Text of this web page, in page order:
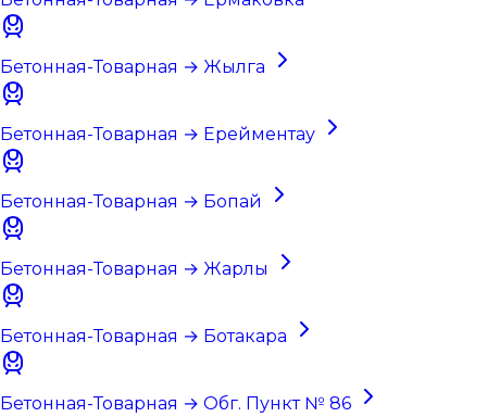
Бетонная-Товарная → Жылга
Бетонная-Товарная → Ерейментау
Бетонная-Товарная → Бопай
Бетонная-Товарная → Жарлы
Бетонная-Товарная → Ботакара
Бетонная-Товарная → Обг. Пункт № 86